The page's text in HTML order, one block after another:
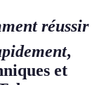
réussir
,
et